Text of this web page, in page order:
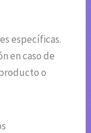
específicas.
en caso de
o